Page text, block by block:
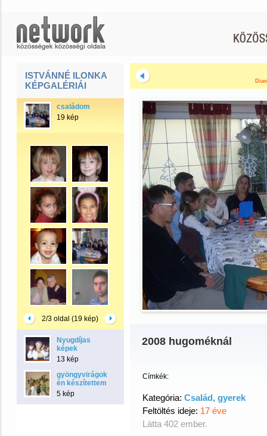
ISTVÁNNÉ ILONKA
KÉPGALÉRIÁI
családom
19 kép
2/3 oldal (19 kép)
Nyugdíjas
képek
13 kép
gyöngyvirágok
én készítettem
5 kép
2008 hugoméknál
Címkék:
Kategória: Család, gyerek
Feltöltés ideje: 17 éve
Látta 402 ember.